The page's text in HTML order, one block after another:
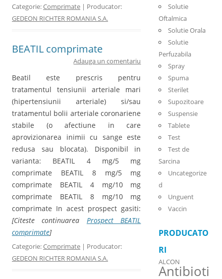
Categorie:Comprimate | Producator:
GEDEON RICHTER ROMANIA S.A.
BEATIL comprimate
Adauga un comentariu
Beatil este prescris pentru
tratamentul tensiunii arteriale mari
(hipertensiunii arteriale) si/sau
tratamentul bolii arteriale coronariene
stabile (o afectiune in care
aprovizionarea inimii cu sange este
redusa sau blocata). Disponibil in
varianta: BEATIL 4 mg/5 mg
comprimate BEATIL 8 mg/5 mg
comprimate BEATIL 4 mg/10 mg
comprimate BEATIL 8 mg/10 mg
comprimate In acest prospect gasiti:
[Citeste continuarea Prospect BEATIL
comprimate]
Categorie:Comprimate | Producator:
GEDEON RICHTER ROMANIA S.A.
Solutie
Oftalmica
Solutie Orala
Solutie
Perfuzabila
Spray
Spuma
Sterilet
Supozitoare
Suspensie
Tablete
Test
Test de
Sarcina
Uncategorize
d
Unguent
Vaccin
PRODUCATO
RI
ALCON
Antibioti